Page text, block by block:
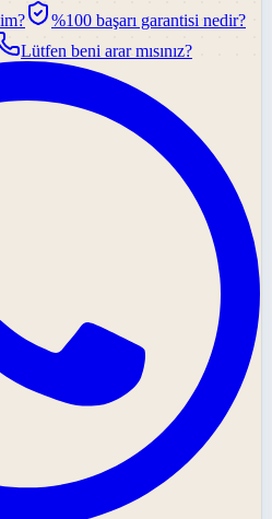
%100 başarı garantisi nedir?
Lütfen beni arar mısınız?